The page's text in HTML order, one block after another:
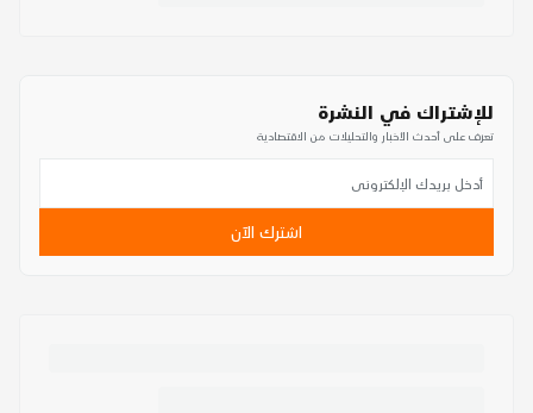
للإشتراك في النشرة
تعرف على أحدث الأخبار والتحليلات من الاقتصادية
اشترك الآن